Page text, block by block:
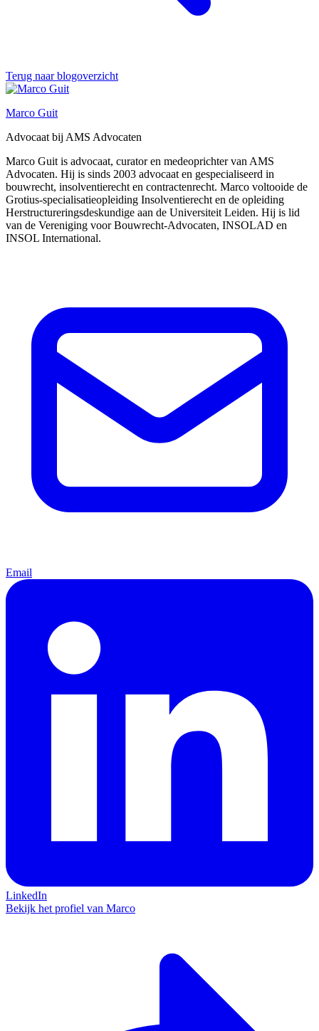
Terug naar blogoverzicht
Marco Guit
Advocaat bij AMS Advocaten
Marco Guit is advocaat, curator en medeoprichter van AMS
Advocaten. Hij is sinds 2003 advocaat en gespecialiseerd in
bouwrecht, insolventierecht en contractenrecht. Marco voltooide de
Grotius-specialisatieopleiding Insolventierecht en de opleiding
Herstructureringsdeskundige aan de Universiteit Leiden. Hij is lid
van de Vereniging voor Bouwrecht-Advocaten, INSOLAD en
INSOL International.
Email
LinkedIn
Bekijk het profiel van Marco